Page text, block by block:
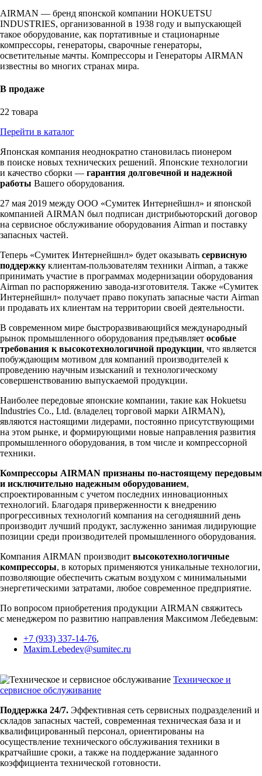
AIRMAN — бренд японской компании HOKUETSU
INDUSTRIES, организованной в 1938 году и выпускающей
такое оборудование, как портативные и стационарные
компрессоры, генераторы, сварочные генераторы,
осветительные мачты. Компрессоры и Генераторы AIRMAN
известны во многих странах мира.
В продаже
22 товара
Перейти в каталог
Японская компания неоднократно становилась пионером
в поиске новых технических решений. Японские технологии
и качество сборки — гарантия долговечной и надежной
работы Вашего оборудования.
27 мая 2019 между ООО «Сумитек Интернейшнл» и японской
компанией AIRMAN был подписан дистрибьюторский договор
на сервисное обслуживание оборудования Airman и поставку
запасных частей.
Теперь «Сумитек Интернейшнл» будет оказывать сервисную
поддержку клиентам-пользователям техники Airman, а также
принимать участие в программах модернизации оборудования
Airman по распоряжению завода-изготовителя. Также «Сумитек
Интернейшнл» получает право покупать запасные части Airman
и продавать их клиентам на территории своей деятельности.
В современном мире быстроразвивающийся международный
рынок промышленного оборудования предъявляет особые
требования к высокотехнологичной продукции, что является
побуждающим мотивом для компаний производителей к
проведению научным изысканий и технологическому
совершенствованию выпускаемой продукции.
Наиболее передовые японские компании, такие как Hokuetsu
Industries Co., Ltd. (владелец торговой марки AIRMAN),
являются настоящими лидерами, постоянно присутствующими
на этом рынке, и формирующими новые направления развития
промышленного оборудования, в том числе и компрессорной
техники.
Компрессоры AIRMAN признаны по-настоящему передовым
и исключительно надежным оборудованием,
спроектированным с учетом последних инновационных
технологий. Благодаря приверженности к внедрению
прогрессивных технологий компания на сегодняшний день
производит лучший продукт, заслуженно занимая лидирующие
позиции среди производителей промышленного оборудования.
Компания AIRMAN производит высокотехнологичные
компрессоры, в которых применяются уникальные технологии,
позволяющие обеспечить сжатым воздухом с минимальными
энергетическими затратами, любое современное предприятие.
По вопросом приобретения продукции AIRMAN свяжитесь
с менеджером по развитию направления Максимом Лебедевым:
+7 (933) 337-14-76,
Maxim.Lebedev@sumitec.ru
Техническое и
сервисное обслуживание
Поддержка 24/7. Эффективная сеть сервисных подразделений и
складов запасных частей, современная техническая база и и
квалифицированный персонал, ориентированы на
осуществление технического обслуживания техники в
кратчайшие сроки, а также на поддержание заданного
коэффициента технической готовности.